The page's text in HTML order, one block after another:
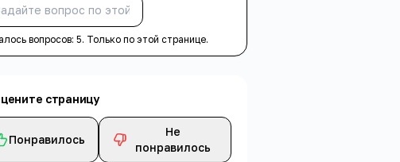
вопросов:5. Только по этой странице.
страницу
Понравилось
Не
понравилось